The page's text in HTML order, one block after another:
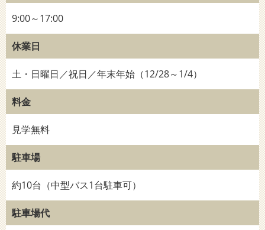
9:00～17:00
休業日
土・日曜日／祝日／年末年始（12/28～1/4）
料金
見学無料
駐車場
約10台（中型バス1台駐車可）
駐車場代